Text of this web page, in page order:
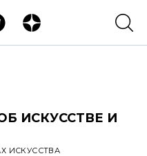
ИСКУССТВЕ И
ИСКУССТВА